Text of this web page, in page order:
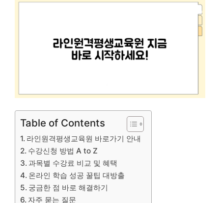
Table of Contents
라인원격평생교육원 바로가기 안내
수강신청 방법 A to Z
과목별 수강료 비교 및 혜택
온라인 학습 성공 꿀팁 대방출
궁금한 점 바로 해결하기
자주 묻는 질문